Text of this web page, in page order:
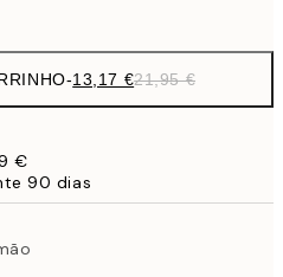
-13,17 €21,95 €
€
90 dias